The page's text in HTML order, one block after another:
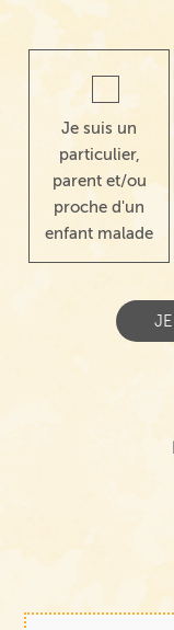
Je suis un
particulier,
parent et/ou
proche d'un
enfant malade